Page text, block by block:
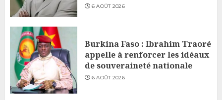
6 AOÛT 2026
Burkina Faso : Ibrahim Traoré
appelle à renforcer les idéaux
de souveraineté nationale
6 AOÛT 2026